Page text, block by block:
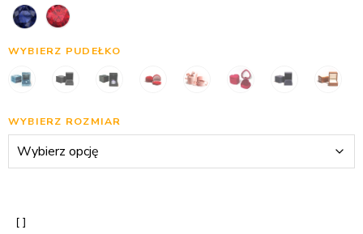
WYBIERZ PUDEŁKO
WYBIERZ ROZMIAR